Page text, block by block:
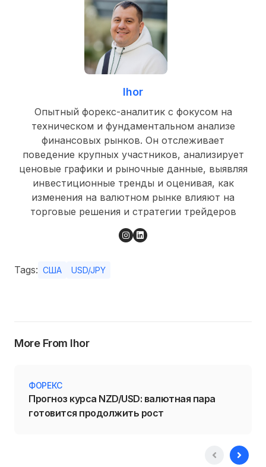
Ihor
Опытный форекс-аналитик с фокусом на
техническом и фундаментальном анализе
финансовых рынков. Он отслеживает
поведение крупных участников, анализирует
ценовые графики и рыночные данные, выявляя
инвестиционные тренды и оценивая, как
изменения на валютном рынке влияют на
торговые решения и стратегии трейдеров
Tags: США USD/JPY
More From Ihor
ФОРЕКС
Прогноз курса NZD/USD: валютная пара
готовится продолжить рост